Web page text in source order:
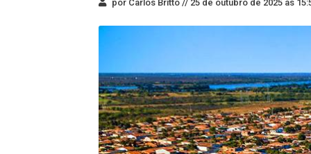
por Carlos Britto // 25 de outubro de 2025 às